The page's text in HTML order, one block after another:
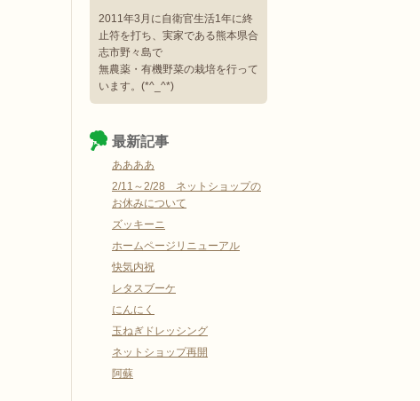
2011年3月に自衛官生活1年に終
止符を打ち、実家である熊本県合
志市野々島で
無農薬・有機野菜の栽培を行って
います。(*^_^*)
最新記事
ああああ
2/11～2/28 ネットショップの
お休みについて
ズッキーニ
ホームページリニューアル
快気内祝
レタスブーケ
にんにく
玉ねぎドレッシング
ネットショップ再開
阿蘇